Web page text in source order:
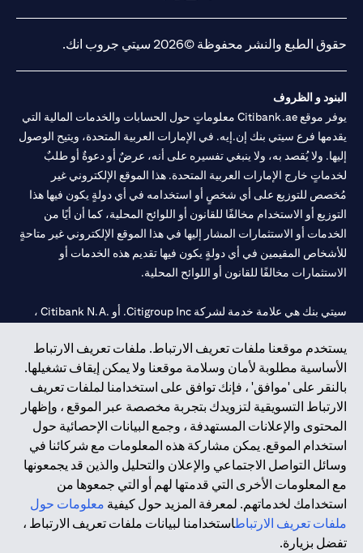
يستخدم موقعنا ملفات تعريف الارتباط. ملفات تعريف الارتباط
الأساسية مطلوبة لأمان وسلامة موقعنا ولا يمكن إيقاف تشغيلها.
بالنقر على 'موافق' ، فإنك توافق على استخدامنا لملفات تعريف
الارتباط التسويقية لتزويدك بتجربة مخصصة عبر الموقع ، وإظهار
المحتوى والإعلانات المستهدفة ، وجمع البيانات الإحصائية حول
استخدام الموقع. يمكن مشاركة هذه المعلومات مع شركائنا في
وسائل التواصل الاجتماعي والإعلان والتحليل والذين قد يجمعونها
مع المعلومات الأخرى التي قدمتها لهم أو التي جمعوها من
استخدامك لخدماتهم. لمعرفة المزيد حول كيفية معلومات حول
ملفات تعريف الارتباطاستخدامنا لبيانات ملفات تعريف الارتباط ،
تفضل بزيارة.
حقوق الطبع والنشر محفوظة ©2026 سيتي جروب انك.
البنود و الظروف
يوفر موقع Citibank.ae معلوماتٍ حول الحسابات والخدمات المالية التي
يقدمها فرع سيتي بنك إن.إيه. في الإمارات العربية المتحدة، ويتيح الوصول
إليها. ولا يُقصد به، ولا ينبغي تفسيره على أنه، عرضٌ أو دعوةٌ أو طلبٌ
لخدماتٍ خارج الإمارات العربية المتحدة. هذا الموقع الإلكتروني غير
مُخصص للتوزيع على أي شخصٍ أو استخدامه في أي دولةٍ يكون فيها هذا
التوزيع أو الاستخدام مخالفًا للقانون أو اللوائح المحلية، كما أن أيًا من
الخدمات أو الاستثمارات المشار إليها في هذا الموقع الإلكتروني غير متاحةٍ
للأشخاص المقيمين في أي دولةٍ يكون فيها تقديم هذه الخدمات أو
الاستثمارات مخالفًا للقانون أو اللوائح المحلية.
سيتي بنك هي علامة خدمة لشركة Citigroup Inc. أو .Citibank N.A ،
سيتي بنك إن. إيه. الإمارات مسجل لدى مصرف الإمارات المركزي تحت
أرقام التراخيص 202563 لفرع الوصل في دبي، 531989 لفرع مول
الإمارات في دبي، وCN-1002019لفرع أبوظبي. هاتف: 4000 311 04.
فرع سيتي بنك إن إيه - الإمارات العربية المتحدة مرخص من مصرف
الإمارات العربية المتحدة المركزي كفرع لبنك أجنبي.
سيتي بنك إن إيه الإمارات العربية المتحدة مرخص من هيئة الأوراق المالية
والسلع في الإمارات العربية المتحدة ("SCA") للقيام بالنشاط المالي لـ أ)
الاستشارات المالية والتعريف والترويج بموجب ترخيص رقم
20200000097 ب) وسيط تداول في الأسواق الدولية بموجب ترخيص